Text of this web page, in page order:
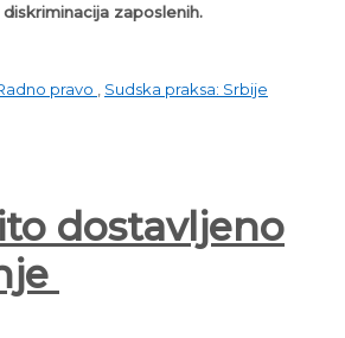
zaposlenih.
pravo
Sudska praksa: Srbije
dostavljeno